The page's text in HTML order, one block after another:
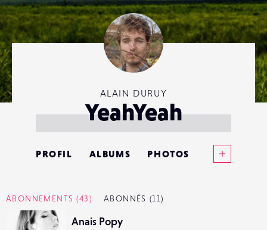
ALAIN DURUY
YeahYeah
PROFIL ALBUMS PHOTOS
ABONNEMENTS (43) ABONNÉS (11)
Anais Popy